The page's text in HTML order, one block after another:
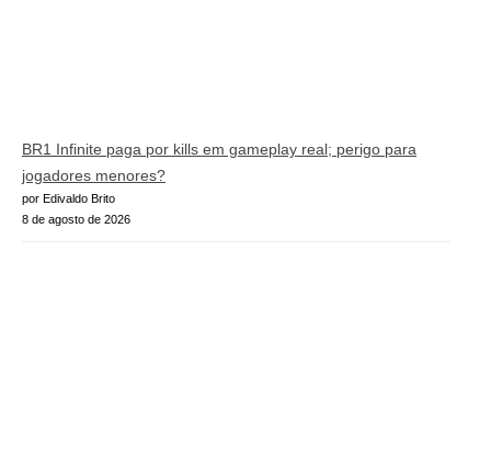
BR1 Infinite paga por kills em gameplay real; perigo para
jogadores menores?
por Edivaldo Brito
8 de agosto de 2026